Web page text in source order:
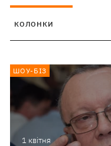
КОЛОНКИ
1 квiтня
ШОУ-БІЗ